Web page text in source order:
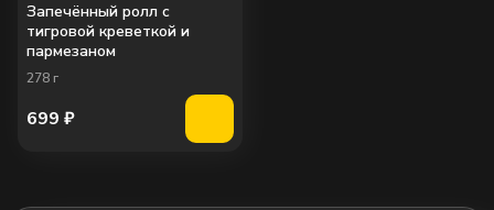
Запечённый ролл с
тигровой креветкой и
пармезаном
278 г
699 ₽